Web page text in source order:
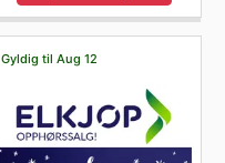
Gyldig til Aug 12